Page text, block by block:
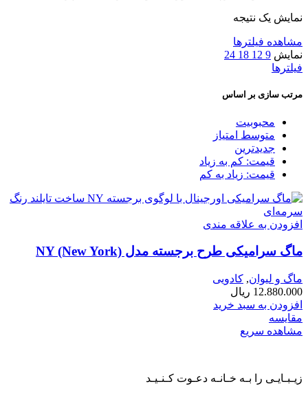
نمایش یک نتیجه
مشاهده فیلترها
نمایش 9
12
18
24
فیلترها
مرتب سازی بر اساس
محبوبیت
متوسط امتیاز
جدیدترین
قیمت: کم به زیاد
قیمت: زیاد به کم
افزودن به علاقه مندی
ماگ سرامیکی طرح برجسته مدل NY (New York)
ماگ و لیوان, کادویی
12.880.000 ریال
افزودن به سبد خرید
مقایسه
مشاهده سریع
زیـبـایـی را بـه خـانـه دعـوت کـنـیـد